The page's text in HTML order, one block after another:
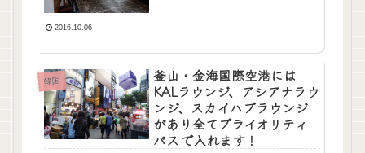
2016.10.06
韓国
釜山・金海国際空港には
KALラウンジ、アシアナラウ
ンジ、スカイハブラウンジ
があり全てプライオリティ
パスで入れます！